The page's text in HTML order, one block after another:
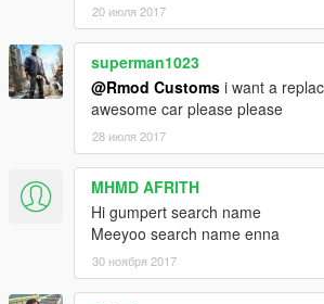
20 июля 2017
superman1023
@Rmod Customs i want a
awesome car please please
28 июля 2017
MHMD AFRITH
Hi gumpert search name
Meeyoo search name enna
30 ноября 2017